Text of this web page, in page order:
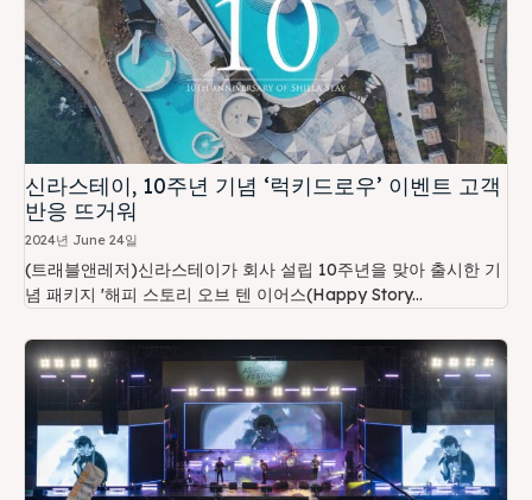
신라스테이, 10주년 기념 ‘럭키드로우’ 이벤트 고객
반응 뜨거워
2024년 June 24일
(트래블앤레저)신라스테이가 회사 설립 10주년을 맞아 출시한 기
념 패키지 '해피 스토리 오브 텐 이어스(Happy Story...